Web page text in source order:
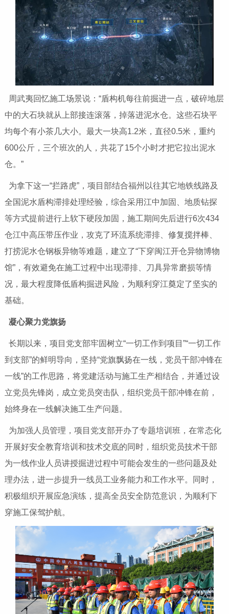
周武夷回忆施工场景说：“盾构机每往前掘进一点，破碎地层
中的大石块就从上部接连滚落，掉落进泥水仓。这些石块平
均每个有小茶几大小。最大一块高1.2米，直径0.5米，重约
600公斤，三个班次的人，共花了15个小时才把它拉出泥水
仓。”
为拿下这一“拦路虎”，项目部结合福州以往其它地铁线路及
全国泥水盾构滞排处理经验，综合采用江中加固、地质钻探
等方式提前进行上软下硬段加固，施工期间先后进行6次434
仓江中高压带压作业，攻克了环流系统滞排、修复搅拌棒、
打捞泥水仓钢板异物等难题，建立了“下穿闽江开仓异物博物
馆”，有效避免在施工过程中出现滞排、刀具异常磨损等情
况，最大程度降低盾构掘进风险，为顺利穿江奠定了坚实的
基础。
凝心聚力党旗扬
长期以来，项目党支部牢固树立“一切工作到项目”“一切工作
到支部”的鲜明导向，坚持“党旗飘扬在一线，党员干部冲锋在
一线”的工作思路，将党建活动与施工生产相结合，并通过设
立党员先锋岗，成立党员突击队，组织党员干部冲锋在前，
始终身在一线解决施工生产问题。
为加强人员管理，项目党支部开办了专题培训班，在常态化
开展好安全教育培训和技术交底的同时，组织党员技术干部
为一线作业人员讲授掘进过程中可能会发生的一些问题及处
理办法，进一步提升一线员工业务能力和工作水平。同时，
积极组织开展应急演练，提高全员安全防范意识，为顺利下
穿施工保驾护航。